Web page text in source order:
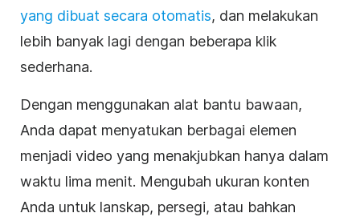
yang dibuat secara otomatis, dan melakukan
lebih banyak lagi dengan beberapa klik
sederhana.
Dengan menggunakan alat bantu bawaan,
Anda dapat menyatukan berbagai elemen
menjadi video yang menakjubkan hanya dalam
waktu lima menit. Mengubah ukuran konten
Anda untuk lanskap, persegi, atau bahkan